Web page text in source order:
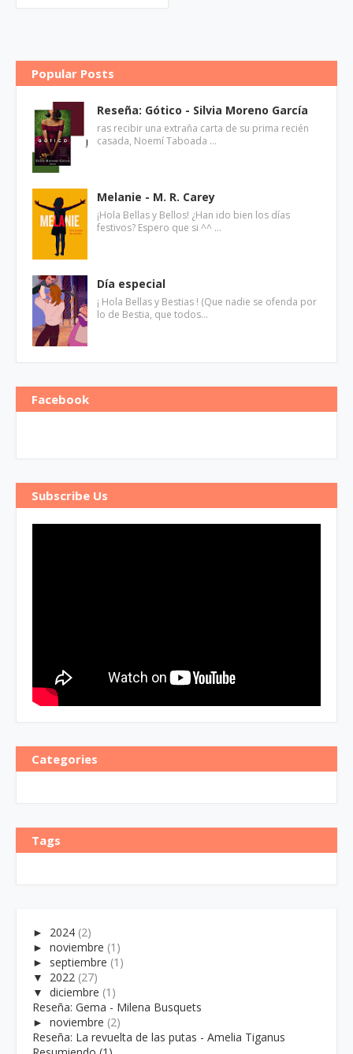
Popular Posts
Reseña: Gótico - Silvia Moreno García
ras recibir una extraña carta de su prima recién
casada, Noemí Taboada …
Melanie - M. R. Carey
¡Hola Bellas y Bellos! ¿Han ido bien los días
festivos? Espero que si ^^ …
Día especial
¡ Hola Bellas y Bestias ! (Que nadie se ofenda por
lo de Bestia, que todos…
Facebook
Subscribe Us
Categories
Tags
► 2024 (2)
► noviembre (1)
► septiembre (1)
▼
2022 (27)
▼ diciembre (1)
Reseña: Gema - Milena Busquets
► noviembre (2)
Reseña: La revuelta de las putas - Amelia Tiganus